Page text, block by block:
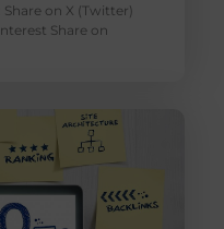
on X (Twitter)
Share on